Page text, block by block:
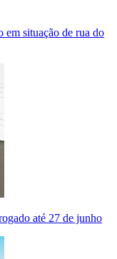
em situação de rua do
até 27 de junho